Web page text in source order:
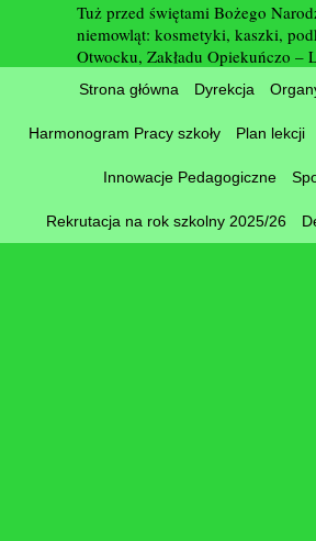
Tuż przed świętami Bożego
niemowląt: kosmetyki, kaszki,
Otwocku, Zakładu Opiekuńczo –
Strona główna Dyrekcja
Harmonogram Pracy szkoły Plan lekcji
Innowacje Pedagogiczne
Rekrutacja na rok szkolny 2025/26